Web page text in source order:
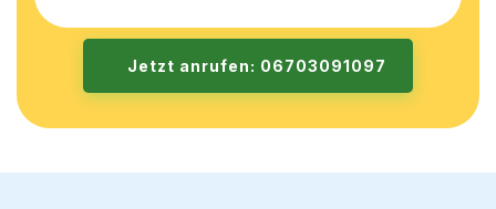
Jetzt anrufen: 06703091097